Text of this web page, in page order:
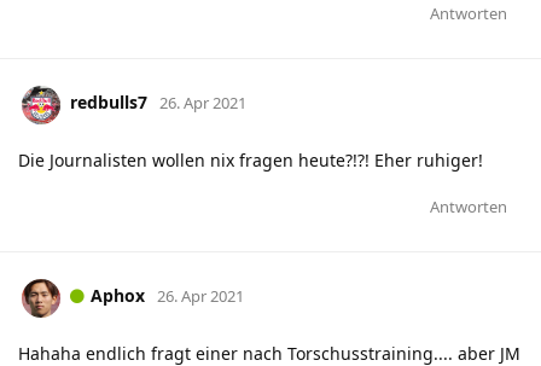
Antworten
redbulls7 26. Apr 2021
Die Journalisten wollen nix fragen heute?!?! Eher ruhiger!
Antworten
Aphox 26. Apr 2021
Hahaha endlich fragt einer nach Torschusstraining.... aber JM